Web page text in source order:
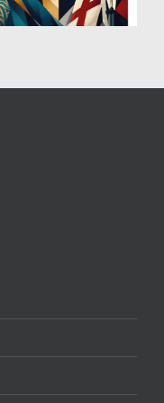
ASPE 2026